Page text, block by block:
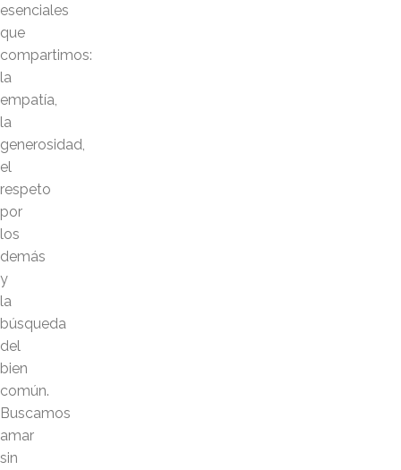
esenciales
que
compartimos:
la
empatía,
la
generosidad,
el
respeto
por
los
demás
y
la
búsqueda
del
bien
común.
Buscamos
amar
sin